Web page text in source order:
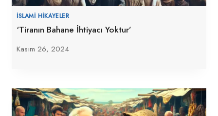
İSLAMI HIKAYELER
‘Tiranın Bahane İhtiyacı Yoktur’
Kasım 26, 2024